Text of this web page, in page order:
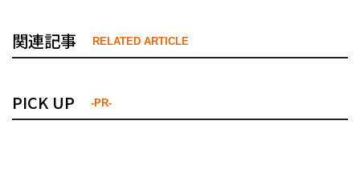
関連記事 RELATED ARTICLE
PICK UP -PR-